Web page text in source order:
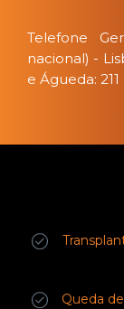
Telefone
nacional) -
e Águeda:
Queda